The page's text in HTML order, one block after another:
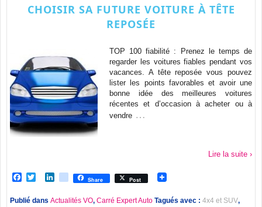
CHOISIR SA FUTURE VOITURE À TÊTE
REPOSÉE
TOP 100 fiabilité : Prenez le temps de
regarder les voitures fiables pendant vos
vacances. A tête reposée vous pouvez
lister les points favorables et avoir une
bonne idée des meilleures voitures
récentes et d’occasion à acheter ou à
vendre …
Lire la suite ›
Facebook
TwitterLinkedIn
viadeoShare Post
Publié dans Actualités VO, Carré Expert Auto Tagués avec : 4x4 et SUV,